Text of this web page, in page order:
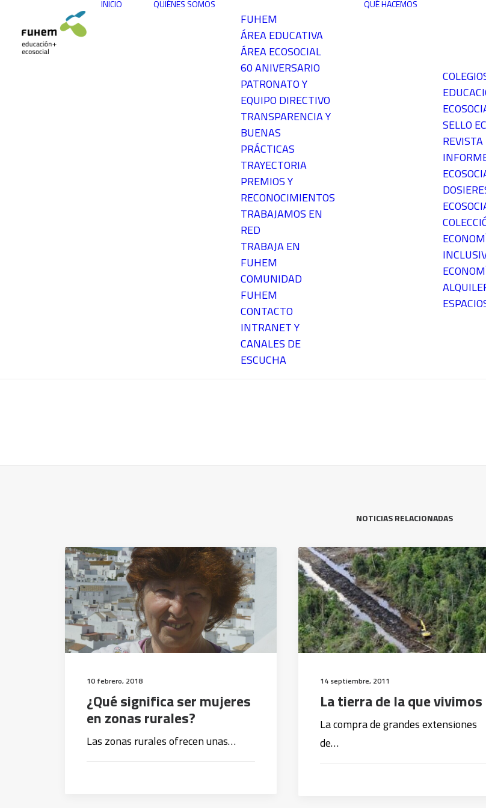
INICIO QUIÉNES SOMOS
FUHEM
ÁREA EDUCATIVA
ÁREA ECOSOCIAL
60 ANIVERSARIO
PATRONATO Y
EQUIPO DIRECTIVO
TRANSPARENCIA Y
BUENAS
PRÁCTICAS
TRAYECTORIA
PREMIOS Y
RECONOCIMIENTOS
TRABAJAMOS EN
RED
TRABAJA EN
FUHEM
COMUNIDAD
FUHEM
CONTACTO
INTRANET Y
CANALES DE
ESCUCHA
QUÉ HACEMOS
SELLO
NOTICIAS RELACIONADAS
10 febrero, 2018
¿Qué significa ser mujeres
en zonas rurales?
Las zonas rurales ofrecen unas…
14 septiembre, 2011
La tierra de la que vivimos
La compra de grandes extensiones
de…